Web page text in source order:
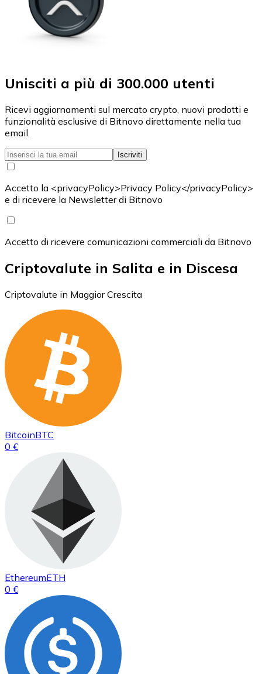
Unisciti a più di 300.000 utenti
Ricevi aggiornamenti sul mercato crypto, nuovi prodotti e
funzionalità esclusive di Bitnovo direttamente nella tua
email.
Iscriviti
Accetto la <privacyPolicy>Privacy Policy</privacyPolicy>
e di ricevere la Newsletter di Bitnovo
Accetto di ricevere comunicazioni commerciali da Bitnovo
Criptovalute in Salita e in Discesa
Criptovalute in Maggior Crescita
BitcoinBTC
0 €
EthereumETH
0 €